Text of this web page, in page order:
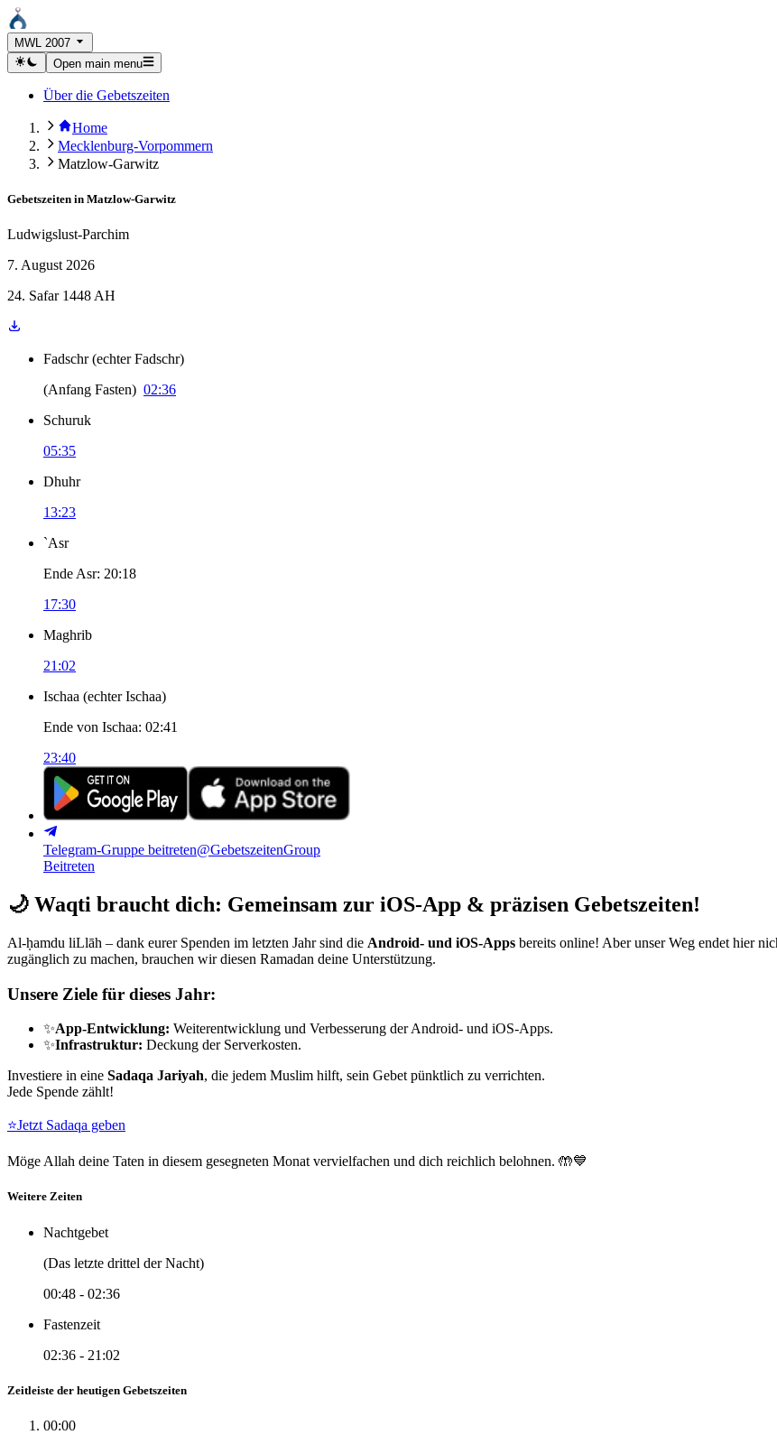
MWL 2007
Open main menu
Über die Gebetszeiten
Home
Mecklenburg-Vorpommern
Matzlow-Garwitz
Gebetszeiten in Matzlow-Garwitz
Ludwigslust-Parchim
7. August 2026
24. Safar 1448 AH
Fadschr (echter Fadschr)
(Anfang Fasten) 02:36
Schuruk
05:35
Dhuhr
13:23
`Asr
Ende Asr: 20:18
17:30
Maghrib
21:02
Ischaa (echter Ischaa)
Ende von Ischaa: 02:41
23:40
Telegram-Gruppe beitreten@GebetszeitenGroup
Beitreten
🌙 Waqti braucht dich: Gemeinsam zur iOS-App & präzisen Gebetszeiten!
Al-ḥamdu liLlāh – dank eurer Spenden im letzten Jahr sind die Android- und iOS-Apps bereits online! Aber unser Weg endet hier
zugänglich zu machen, brauchen wir diesen Ramadan deine Unterstützung.
Unsere Ziele für dieses Jahr:
✨App-Entwicklung: Weiterentwicklung und Verbesserung der Android- und iOS-Apps.
✨Infrastruktur: Deckung der Serverkosten.
Investiere in eine Sadaqa Jariyah, die jedem Muslim hilft, sein Gebet pünktlich zu verrichten.
Jede Spende zählt!
⭐Jetzt Sadaqa geben
Möge Allah deine Taten in diesem gesegneten Monat vervielfachen und dich reichlich belohnen. 🤲💙
Weitere Zeiten
Nachtgebet
(Das letzte drittel der Nacht)
00:48 - 02:36
Fastenzeit
02:36 - 21:02
Zeitleiste der heutigen Gebetszeiten
00:00